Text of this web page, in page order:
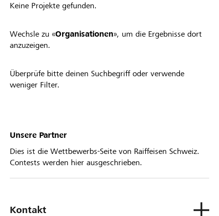
Keine Projekte gefunden.
Wechsle zu «Organisationen», um die Ergebnisse dort
anzuzeigen.
Überprüfe bitte deinen Suchbegriff oder verwende
weniger Filter.
Unsere Partner
Dies ist die Wettbewerbs-Seite von Raiffeisen Schweiz.
Contests werden hier ausgeschrieben.
Kontakt